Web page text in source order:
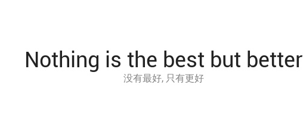
Nothing is the best but better
没有最好, 只有更好